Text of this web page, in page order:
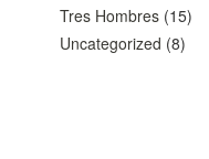
Tres Hombres (15)
Uncategorized (8)